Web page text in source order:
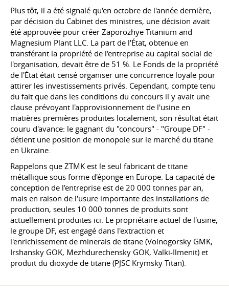
Plus tôt, il a été signalé qu'en octobre de l'année dernière,
par décision du Cabinet des ministres, une décision avait
été approuvée pour créer Zaporozhye Titanium and
Magnesium Plant LLC. La part de l'État, obtenue en
transférant la propriété de l'entreprise au capital social de
l'organisation, devait être de 51 %. Le Fonds de la propriété
de l'État était censé organiser une concurrence loyale pour
attirer les investissements privés. Cependant, compte tenu
du fait que dans les conditions du concours il y avait une
clause prévoyant l'approvisionnement de l'usine en
matières premières produites localement, son résultat était
couru d'avance: le gagnant du "concours" - "Groupe DF" -
détient une position de monopole sur le marché du titane
en Ukraine.
Rappelons que ZTMK est le seul fabricant de titane
métallique sous forme d'éponge en Europe. La capacité de
conception de l'entreprise est de 20 000 tonnes par an,
mais en raison de l'usure importante des installations de
production, seules 10 000 tonnes de produits sont
actuellement produites ici. Le propriétaire actuel de l'usine,
le groupe DF, est engagé dans l'extraction et
l'enrichissement de minerais de titane (Volnogorsky GMK,
Irshansky GOK, Mezhdurechensky GOK, Valki-Ilmenit) et
produit du dioxyde de titane (PJSC Krymsky Titan).